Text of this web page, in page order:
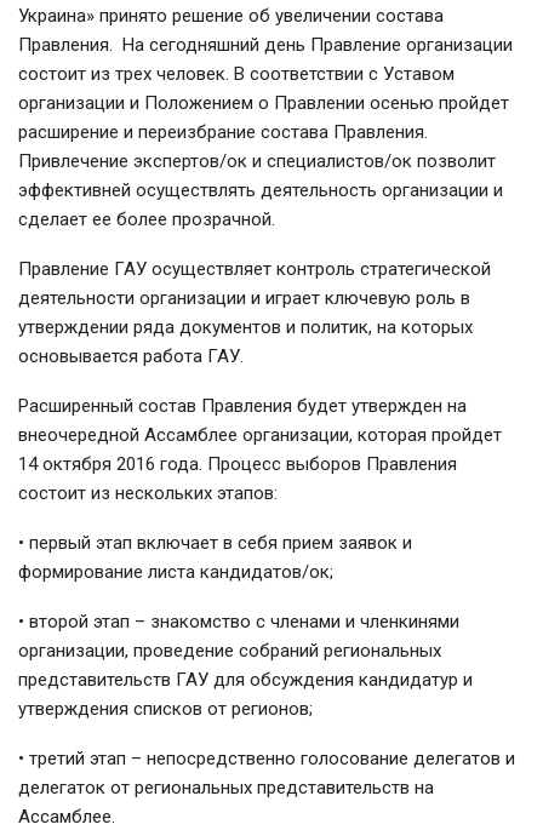
Украина» принято решение об увеличении состава
Правления. На сегодняшний день Правление организации
состоит из трех человек. В соответствии с Уставом
организации и Положением о Правлении осенью пройдет
расширение и переизбрание состава Правления.
Привлечение экспертов/ок и специалистов/ок позволит
эффективней осуществлять деятельность организации и
сделает ее более прозрачной.
Правление ГАУ осуществляет контроль стратегической
деятельности организации и играет ключевую роль в
утверждении ряда документов и политик, на которых
основывается работа ГАУ.
Расширенный состав Правления будет утвержден на
внеочередной Ассамблее организации, которая пройдет
14 октября 2016 года. Процесс выборов Правления
состоит из нескольких этапов:
• первый этап включает в себя прием заявок и
формирование листа кандидатов/ок;
• второй этап – знакомство с членами и членкинями
организации, проведение собраний региональных
представительств ГАУ для обсуждения кандидатур и
утверждения списков от регионов;
• третий этап – непосредственно голосование делегатов и
делегаток от региональных представительств на
Ассамблее.